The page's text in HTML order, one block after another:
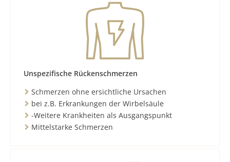
Unspezifische Rückenschmerzen
Schmerzen ohne ersichtliche Ursachen
bei z.B. Erkrankungen der Wirbelsäule
-Weitere Krankheiten als Ausgangspunkt
Mittelstarke Schmerzen